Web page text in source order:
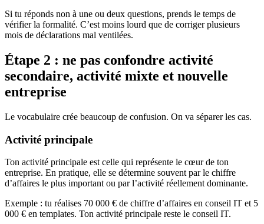
Si tu réponds non à une ou deux questions, prends le temps de
vérifier la formalité. C’est moins lourd que de corriger plusieurs
mois de déclarations mal ventilées.
Étape 2 : ne pas confondre activité
secondaire, activité mixte et nouvelle
entreprise
Le vocabulaire crée beaucoup de confusion. On va séparer les cas.
Activité principale
Ton activité principale est celle qui représente le cœur de ton
entreprise. En pratique, elle se détermine souvent par le chiffre
d’affaires le plus important ou par l’activité réellement dominante.
Exemple : tu réalises 70 000 € de chiffre d’affaires en conseil IT et 5
000 € en templates. Ton activité principale reste le conseil IT.